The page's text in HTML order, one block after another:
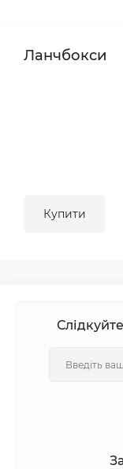
Ланчбокси
Купити